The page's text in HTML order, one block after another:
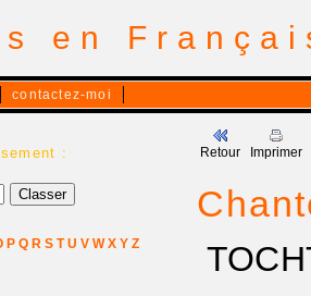
en
contactez-moi
:
P Q R S T U V W X Y Z
Retour Imprimer